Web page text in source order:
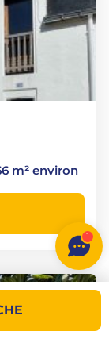
m² environ
1